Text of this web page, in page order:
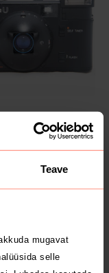
Teave
mugavat
selle